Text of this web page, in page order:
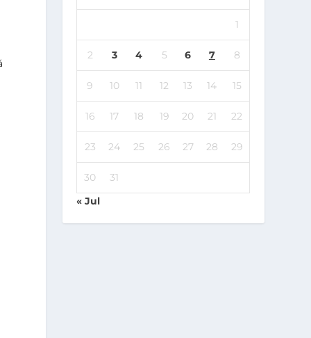
1
2 3 4 5 6 7 8
9 10 11 12 13 14 15
16 17 18 19 20 21 22
23 24 25 26 27 28 29
30
31
« Jul